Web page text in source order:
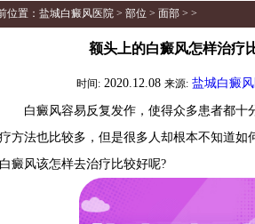
位置： 盐城白癜风医院 > 部位 > 面部 > >
额头上的白癜风怎样治疗
时间:2020.12.08 来源: 盐城白癜
白癜风容易反复发作，使得众多患者都十
疗方法也比较多，但是很多人却根本不知道如
白癜风该怎样去治疗比较好呢?